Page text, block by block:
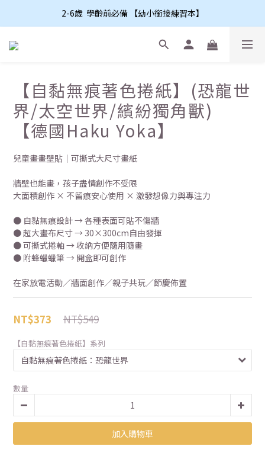
2-6歲  學齡前必備 【幼小銜接練習本】
【自黏無痕著色捲紙】(恐龍世
界/太空世界/繽紛獨角獸)
【德國Haku Yoka】
兒童畫畫壁貼｜可撕式大尺寸畫紙
牆壁也能畫，孩子盡情創作不受限
大面積創作 × 不留痕安心使用 × 激發想像力與專注力
● 自黏無痕設計 → 各種表面可貼不傷牆
● 超大畫布尺寸 → 30×300cm自由發揮
● 可撕式捲軸 → 收納方便隨用隨畫
● 附蜂蠟蠟筆 → 開盒即可創作
在家放電活動／牆面創作／親子共玩／節慶佈置
NT$549
NT$373
【自黏無痕著色捲紙】系列
數量
加入購物車